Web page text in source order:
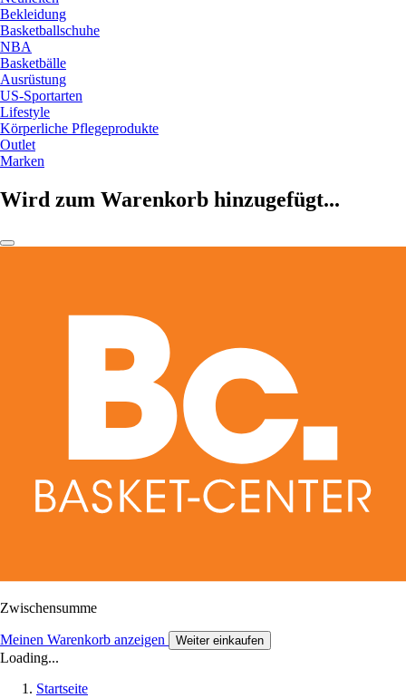
Bekleidung
Basketballschuhe
NBA
Basketbälle
Ausrüstung
US-Sportarten
Lifestyle
Körperliche Pflegeprodukte
Outlet
Marken
Wird zum Warenkorb hinzugefügt...
Zwischensumme
Meinen Warenkorb anzeigen Weiter einkaufen
Loading...
Startseite